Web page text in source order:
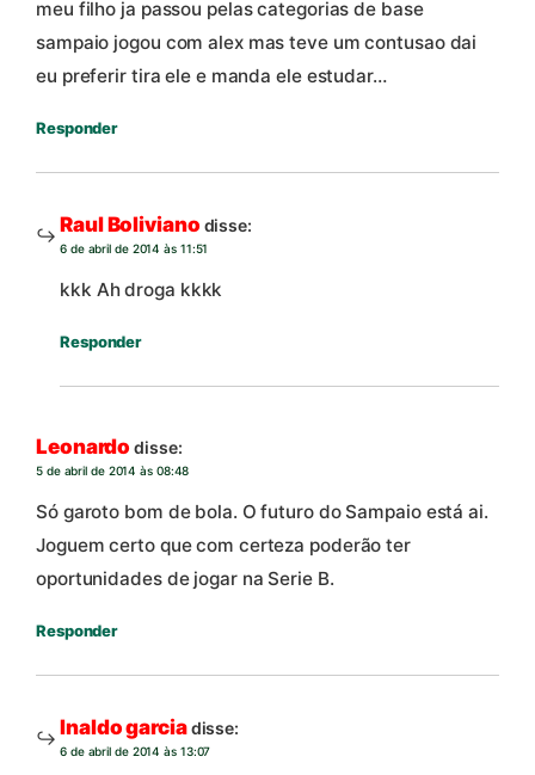
meu filho ja passou pelas categorias de base
sampaio jogou com alex mas teve um contusao dai
eu preferir tira ele e manda ele estudar…
Responder
Raul Boliviano disse:
6 de abril de 2014 às 11:51
kkk Ah droga kkkk
Responder
Leonardo disse:
5 de abril de 2014 às 08:48
Só garoto bom de bola. O futuro do Sampaio está ai.
Joguem certo que com certeza poderão ter
oportunidades de jogar na Serie B.
Responder
Inaldo garciadisse:
6 de abril de 2014 às 13:07